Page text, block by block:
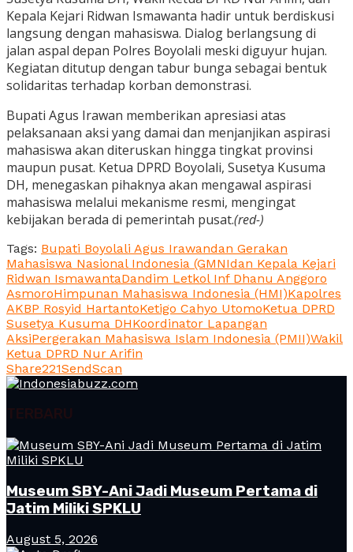
Kepala Kejari Ridwan Ismawanta hadir untuk berdiskusi
langsung dengan mahasiswa. Dialog berlangsung di
jalan aspal depan Polres Boyolali meski diguyur hujan.
Kegiatan ditutup dengan tabur bunga sebagai bentuk
solidaritas terhadap korban demonstrasi.
Bupati Agus Irawan memberikan apresiasi atas
pelaksanaan aksi yang damai dan menjanjikan aspirasi
mahasiswa akan diteruskan hingga tingkat provinsi
maupun pusat. Ketua DPRD Boyolali, Susetya Kusuma
DH, menegaskan pihaknya akan mengawal aspirasi
mahasiswa melalui mekanisme resmi, mengingat
kebijakan berada di pemerintah pusat.(red-)
Tags: Bupati Boyolali Agus Irawandan Gerakan
Mahasiswa Nasional Indonesia (GMNIdan Kepala Kejari
Ridwan IsmawantaDandim Letkol Inf Dhanu Anggoro
AsmoroHimpunan Mahasiswa Indonesia (HMI)Kapolres
AKBP Rosyid HartantoKetigo Cahyo UtomoKetua DPRD
Susetya Kusuma DHKoordinator Lapangan
AksiPergerakan Mahasiswa Islam Indonesia (PMII)Wakil
Ketua DPRD Nur Arifin
Share221SendScan
TERBARU
Museum SBY-Ani Jadi Museum Pertama di
Jatim Miliki SPKLU
August 5, 2026